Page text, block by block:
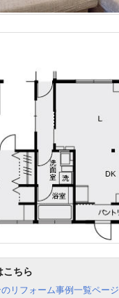
こちら
リフォーム事例一覧ページ